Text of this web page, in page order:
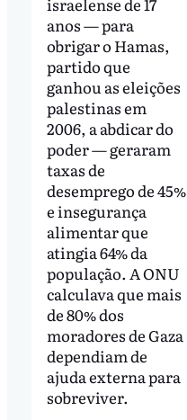
anos — para
obrigar o Hamas,
partido que
ganhou as eleições
palestinas em
2006, a abdicar do
poder — geraram
taxas de
desemprego de 45%
e insegurança
alimentar que
atingia 64% da
população. A ONU
calculava que mais
de 80% dos
moradores de Gaza
dependiam de
ajuda externa para
sobreviver.